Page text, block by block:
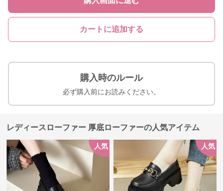
カートに追加する
購入時のルール
必ず購入前にお読みください。
レディースローファー 厚底ローファーの人気アイテム
人気 人気